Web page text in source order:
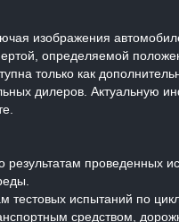
изображения
определяемой
только как
дилеров. Актуальную
проведенных
тестовых испытаний по
средством,